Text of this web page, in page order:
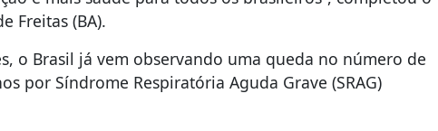
Freitas (BA).
o Brasil já vem observando uma queda no número de
por Síndrome Respiratória Aguda Grave (SRAG)